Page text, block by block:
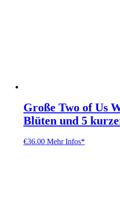
Große Two of Us
Blüten und 5
€36.00 Mehr Infos*